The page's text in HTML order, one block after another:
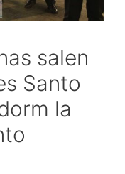
salen
Santo
la